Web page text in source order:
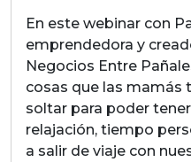
En este webinar con
emprendedora y
Negocios Entre
cosas que las mamás
soltar para poder
relajación, tiempo
a salir de viaje con